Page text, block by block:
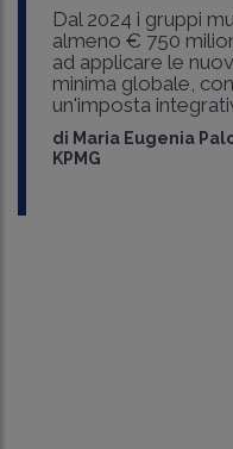
Dal 2024 i gruppi
almeno € 750
ad applicare le
minima globale,
un'imposta
di Maria Eugenia
KPMG